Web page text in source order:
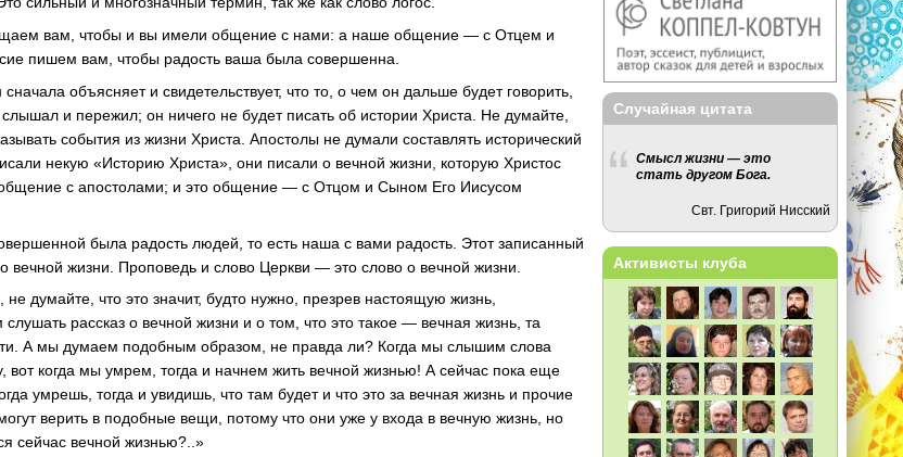
вам, чтобы и вы имели общение с нами: а наше общение — с Отцем и
пишем вам, чтобы радость ваша была совершенна.
объясняет и свидетельствует, что то, о чем он дальше будет говорить,
и пережил; он ничего не будет писать об истории Христа. Не думайте,
события из жизни Христа. Апостолы не думали составлять исторический
некую «Историю Христа», они писали о вечной жизни, которую Христос
с апостолами; и это общение — с Отцом и Сыном Его Иисусом
была радость людей, то есть наша с вами радость. Этот записанный
вечной жизни. Проповедь и слово Церкви — это слово о вечной жизни.
думайте, что это значит, будто нужно, презрев настоящую жизнь,
слушать рассказ о вечной жизни и о том, что это такое — вечная жизнь, та
А мы думаем подобным образом, не правда ли? Когда мы слышим слова
вот когда мы умрем, тогда и начнем жить вечной жизнью! А сейчас пока еще
умрешь, тогда и увидишь, что там будет и что это за вечная жизнь и прочие
верить в подобные вещи, потому что они уже у входа в вечную жизнь, но
сейчас вечной жизнью?..»
Случайная цитата
Смысл жизни — это
стать другом Бога.
Свт. Григорий Нисский
Активисты клуба